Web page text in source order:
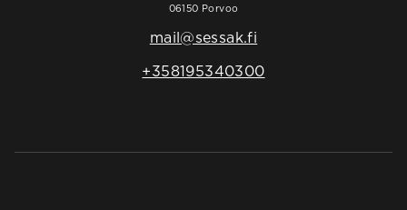
06150 Porvoo
mail@sessak.fi
+358195340300